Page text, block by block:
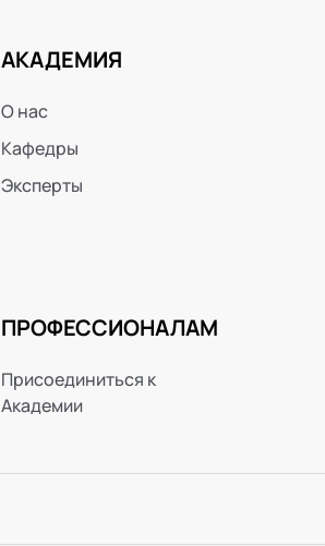
АКАДЕМИЯ
О нас
Кафедры
Эксперты
ПРОФЕССИОНАЛАМ
Присоединиться к
Академии